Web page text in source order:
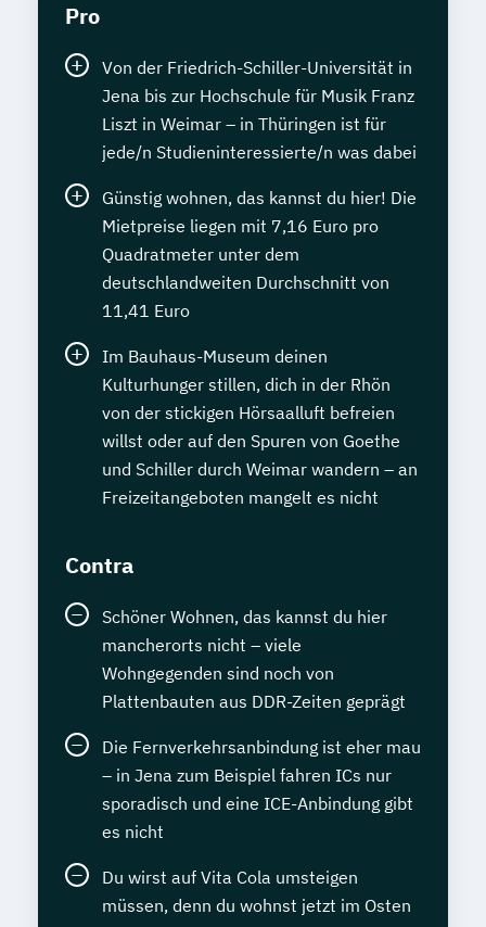
Pro
Von der Friedrich-Schiller-Universität in
Jena bis zur Hochschule für Musik Franz
Liszt in Weimar – in Thüringen ist für
jede/n Studieninteressierte/n was dabei
Günstig wohnen, das kannst du hier! Die
Mietpreise liegen mit 7,16 Euro pro
Quadratmeter unter dem
deutschlandweiten Durchschnitt von
11,41 Euro
Im Bauhaus-Museum deinen
Kulturhunger stillen, dich in der Rhön
von der stickigen Hörsaalluft befreien
willst oder auf den Spuren von Goethe
und Schiller durch Weimar wandern – an
Freizeitangeboten mangelt es nicht
Contra
Schöner Wohnen, das kannst du hier
mancherorts nicht – viele
Wohngegenden sind noch von
Plattenbauten aus DDR-Zeiten geprägt
Die Fernverkehrsanbindung ist eher mau
– in Jena zum Beispiel fahren ICs nur
sporadisch und eine ICE-Anbindung gibt
es nicht
Du wirst auf Vita Cola umsteigen
müssen, denn du wohnst jetzt im Osten